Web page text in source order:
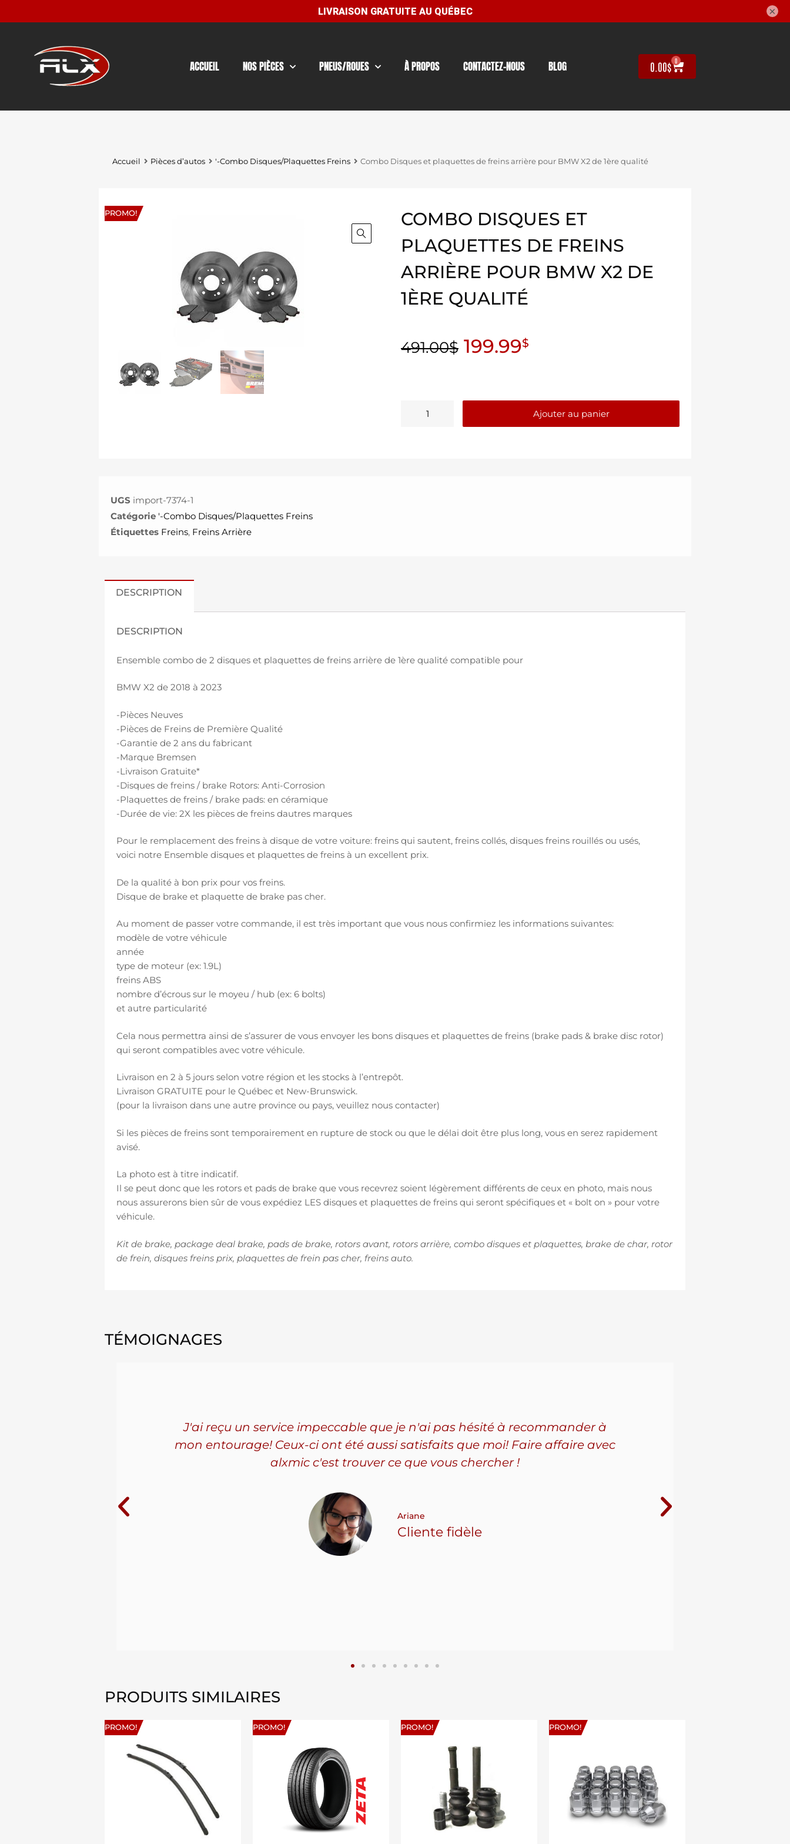
ACCUEIL NOS PIÈCES PNEUS/ROUES À PROPOS CONTACTEZ-NOUS BLOG 0.00$ 0
Accueil Pièces d’autos '-Combo Disques/Plaquettes Freins Combo Disques et plaquettes de freins arrière pour BMW X2 de 1ère qualité
PROMO!
COMBO DISQUES ET
PLAQUETTES DE FREINS
ARRIÈRE POUR BMW X2 DE
1ÈRE QUALITÉ
491.00$ 199.99$
Ajouter au panier
UGS import-7374-1
Catégorie '-Combo Disques/Plaquettes Freins
Étiquettes Freins, Freins Arrière
DESCRIPTION
DESCRIPTION
Ensemble combo de 2 disques et plaquettes de freins arrière de 1ère qualité compatible pour
BMW X2 de 2018 à 2023
-Pièces Neuves
-Pièces de Freins de Première Qualité
-Garantie de 2 ans du fabricant
-Marque Bremsen
-Livraison Gratuite*
-Disques de freins / brake Rotors: Anti-Corrosion
-Plaquettes de freins / brake pads: en céramique
-Durée de vie: 2X les pièces de freins dautres marques
Pour le remplacement des freins à disque de votre voiture: freins qui sautent, freins collés, disques freins rouillés ou usés,
voici notre Ensemble disques et plaquettes de freins à un excellent prix.
De la qualité à bon prix pour vos freins.
Disque de brake et plaquette de brake pas cher.
Au moment de passer votre commande, il est très important que vous nous confirmiez les informations suivantes:
modèle de votre véhicule
année
type de moteur (ex: 1.9L)
freins ABS
nombre d’écrous sur le moyeu / hub (ex: 6 bolts)
et autre particularité
Cela nous permettra ainsi de s’assurer de vous envoyer les bons disques et plaquettes de freins (brake pads & brake disc rotor)
qui seront compatibles avec votre véhicule.
Livraison en 2 à 5 jours selon votre région et les stocks à l’entrepôt.
Livraison GRATUITE pour le Québec et New-Brunswick.
(pour la livraison dans une autre province ou pays, veuillez nous contacter)
Si les pièces de freins sont temporairement en rupture de stock ou que le délai doit être plus long, vous en serez rapidement
avisé.
La photo est à titre indicatif.
Il se peut donc que les rotors et pads de brake que vous recevrez soient légèrement différents de ceux en photo, mais nous
nous assurerons bien sûr de vous expédiez LES disques et plaquettes de freins qui seront spécifiques et « bolt on » pour votre
véhicule.
Kit de brake, package deal brake, pads de brake, rotors avant, rotors arrière, combo disques et plaquettes, brake de char, rotor
de frein, disques freins prix, plaquettes de frein pas cher, freins auto.
TÉMOIGNAGES
J'ai reçu un service impeccable que je n'ai pas hésité à recommander à
mon entourage! Ceux-ci ont été aussi satisfaits que moi! Faire affaire avec
alxmic c'est trouver ce que vous chercher !
Ariane
Cliente fidèle
PRODUITS SIMILAIRES
PROMO! PROMO! PROMO! PROMO!
×